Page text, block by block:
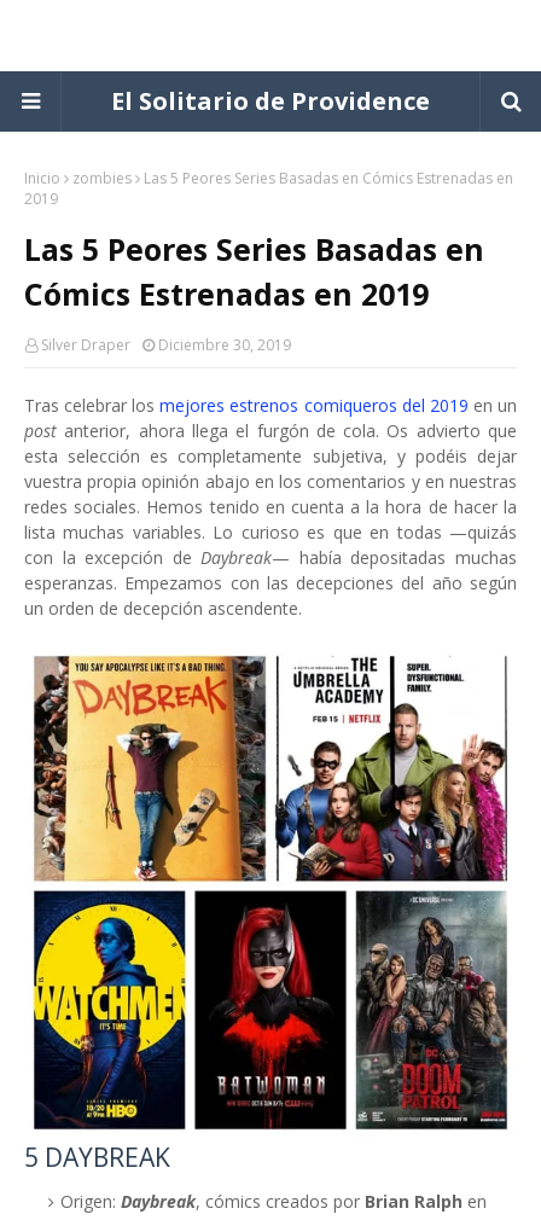
El Solitario de Providence
Inicio zombies
Las 5 Peores Series Basadas en Cómics Estrenadas en
2019
Las 5 Peores Series Basadas en
Cómics Estrenadas en 2019
Silver Draper Diciembre 30, 2019
Tras celebrar losmejores estrenos comiqueros del 2019 en un
post anterior, ahora llega el furgón de cola. Os advierto que
esta selección es completamente subjetiva, y podéis dejar
vuestra propia opinión abajo en los comentarios y en nuestras
redes sociales. Hemos tenido en cuenta a la hora de hacer la
lista muchas variables. Lo curioso es que en todas —quizás
con la excepción deDaybreak— había depositadas muchas
esperanzas. Empezamos con las decepciones del año según
un orden de decepción ascendente.
5 DAYBREAK
Origen: Daybreak, cómics creados por Brian Ralph en